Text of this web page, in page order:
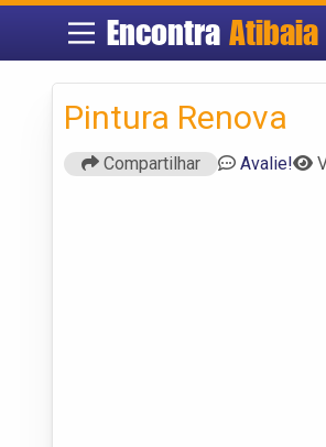
EncontraAtibaia
Pintura Renova
Compartilhar Avalie!